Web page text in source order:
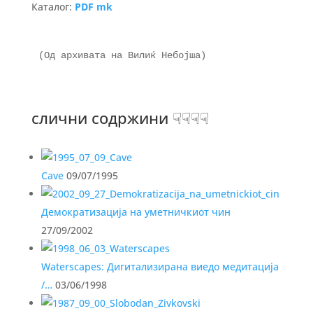
Каталог: PDF mk
(Од архивата на Вилиќ Небојша)
слични содржини ☟☟☟☟
Cave09/07/1995
Демократизација на уметничкиот чин
27/09/2002
Waterscapes: Дигитализирана виедо медитација
/… 03/06/1998